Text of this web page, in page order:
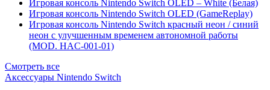
Игровая консоль Nintendo Switch OLED – White (Белая)
Игровая консоль Nintendo Switch OLED (GameReplay)
Игровая консоль Nintendo Switch красный неон / синий
неон с улучшенным временем автономной работы
(MOD. HAC-001-01)
Смотреть все
Аксессуары Nintendo Switch